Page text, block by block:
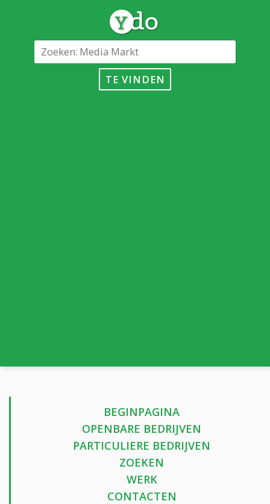
TE VINDEN
BEGINPAGINA
OPENBARE BEDRIJVEN
PARTICULIERE BEDRIJVEN
ZOEKEN
WERK
CONTACTEN